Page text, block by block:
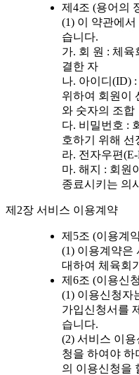
제4조 (용어의
(1) 이 약관에
습니다.
가. 회 원 : 체육
결한 자
나. 아이디(ID)
위하여 회원이
와 숫자의 조합
다. 비밀번호 :
호하기 위해 선
라. 전자우편
마. 해지 : 회원
종료시키는 의
제2장 서비스 이용계약
제5조 (이용계
(1) 이용계약은
대하여 체육회
제6조 (이용신
(1) 이용신청자
가입신청서를
습니다.
(2) 서비스 이
청을 하여야 하
의 이용신청을